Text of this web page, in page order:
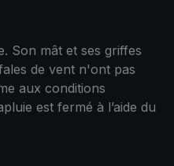
Son mât et ses griffes
de vent n'ont pas
aux conditions
est fermé à l’aide du